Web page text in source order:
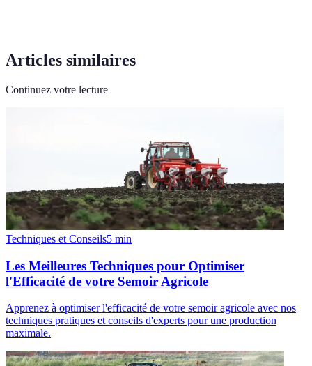
Articles similaires
Continuez votre lecture
Techniques et Conseils5 min
Les Meilleures Techniques pour Optimiser
l'Efficacité de votre Semoir Agricole
Apprenez à optimiser l'efficacité de votre semoir agricole avec nos
techniques pratiques et conseils d'experts pour une production
maximale.